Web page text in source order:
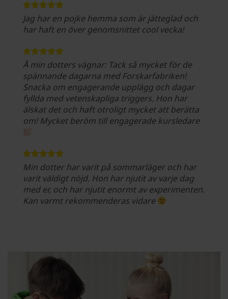
Jag har en pojke hemma som är jätteglad och
har haft en över genomsnittet cool vecka!
Å min dotters vägnar: Tack så mycket för de
spännande dagarna med Forskarfabriken!
Snacka om engagerande upplägg och dagar
fyllda med vetenskapliga triggers. Hon har
älskat det och haft otroligt mycket att berätta
om! Mycket beröm till engagerade kursledare
Min dotter har varit på sommarläger och har
varit väldigt nöjd. Hon har njutit av varje dag
med er, och har njutit enormt av experimenten.
Kan varmt rekommenderas vidare